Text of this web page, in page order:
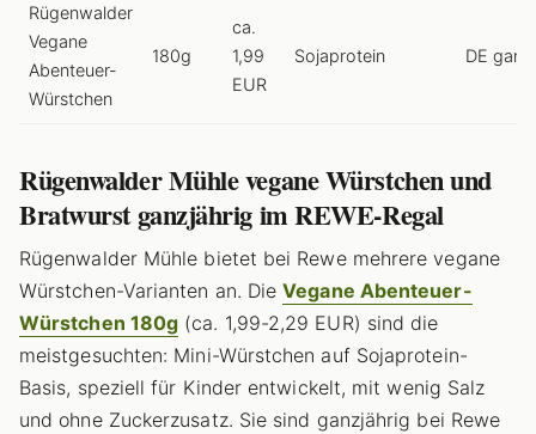
Rügenwalder
Vegane
Abenteuer-
Würstchen
180g
ca.
1,99
EUR
Sojaprotein DE
Rügenwalder Mühle vegane Würstchen und
Bratwurst ganzjährig im REWE-Regal
Rügenwalder Mühle bietet bei Rewe mehrere vegane
Würstchen-Varianten an. DieVegane Abenteuer-
Würstchen 180g (ca. 1,99-2,29 EUR) sind die
meistgesuchten: Mini-Würstchen auf Sojaprotein-
Basis, speziell für Kinder entwickelt, mit wenig Salz
und ohne Zuckerzusatz. Sie sind ganzjährig bei Rewe